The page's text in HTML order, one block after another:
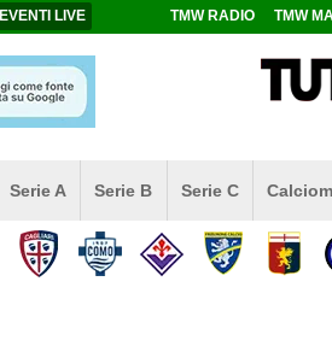
EVENTI LIVE TMW RADIO TMW
Serie A Serie B Serie C